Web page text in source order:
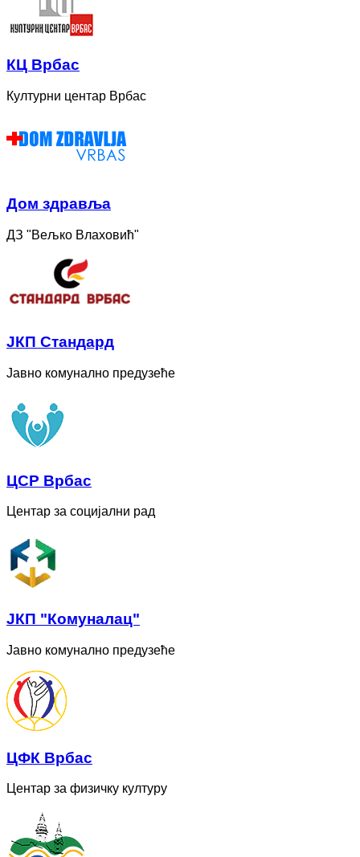
КЦ Врбас
Културни центар Врбас
Дом здравља
ДЗ "Вељко Влаховић"
ЈКП Стандард
Јавно комунално предузеће
ЦСР Врбас
Центар за социјални рад
ЈКП "Комуналац"
Јавно комунално предузеће
ЦФК Врбас
Центар за физичку културу